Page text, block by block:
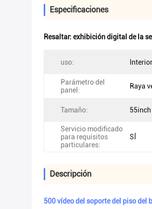
Especificaciones
Resaltar: exhibición digital de la
uso: Interior
Parámetro del
panel:
Raya
Tamaño: 55inch
Servicio modificado
para requisitos
particulares:
SÍ
Descripción
500 vídeo del soporte del piso del